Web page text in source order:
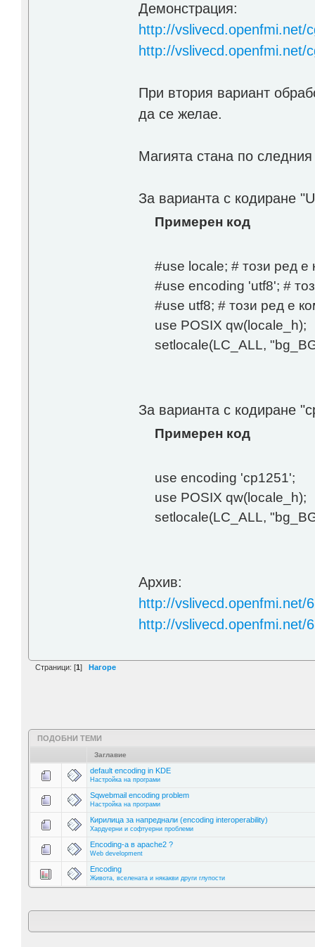
Демонстрация:
http://vslivecd.openfmi.net/
http://vslivecd.openfmi.net/
При втория вариант
да се желае.
Магията стана по
За варианта с кодиране
Примерен код
#use locale; # този ред е
#use encoding 'utf8'; #
#use utf8; # този ред е
use POSIX qw(locale_h);
setlocale(LC_ALL,
За варианта с кодиране
Примерен код
use encoding 'cp1251';
use POSIX qw(locale_h);
setlocale(LC_ALL,
Архив:
http://vslivecd.openfmi.net/
http://vslivecd.openfmi.net/
Страници: [1] Нагоре
ПОДОБНИ ТЕМИ
Заглавие
default encoding in KDE
Настройка на програми
Sqwebmail encoding problem
Настройка на програми
Кирилица за напреднали (encoding interoperability)
Хардуерни и софтуерни проблеми
Encoding-a в apache2 ?
Web development
Encoding
Живота, вселената и някакви други глупости